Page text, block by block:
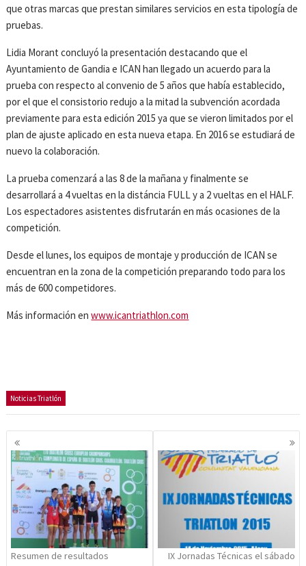
que otras marcas que prestan similares servicios en esta tipología de
pruebas.
Lidia Morant concluyó la presentación destacando que el
Ayuntamiento de Gandia e ICAN han llegado un acuerdo para la
prueba con respecto al convenio de 5 años que había establecido,
por el que el consistorio redujo a la mitad la subvención acordada
previamente para esta edición 2015 ya que se vieron limitados por el
plan de ajuste aplicado en esta nueva etapa. En 2016 se estudiará de
nuevo la colaboración.
La prueba comenzará a las 8 de la mañana y finalmente se
desarrollará a 4 vueltas en la distáncia FULL y a 2 vueltas en el HALF.
Los espectadores asistentes disfrutarán en más ocasiones de la
competición.
Desde el lunes, los equipos de montaje y producción de ICAN se
encuentran en la zona de la competición preparando todo para los
más de 600 competidores.
Más información enwww.icantriathlon.com
Noticias Triatlón
Navegación
de
entradas
Resumen de resultados
IX Jornadas Técnicas el sábado